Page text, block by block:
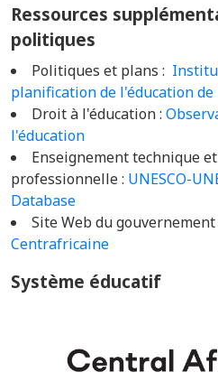
Ressources
politiques
Politiques et plans :
planification de l'éducation de
Droit à l'éducation :
l'éducation
Enseignement technique
professionnelle : UNESCO-
Database
Site Web du
Centrafricaine
Système éducatif